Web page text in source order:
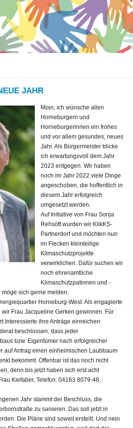
JAHR
Moin, ich wünsche allen
Horneburgern und
Horneburgerinnen ein frohes
und vor allem gesundes, neues
Jahr. Als Bürgermeister blicke
ich erwartungsvoll dem Jahr
2023 entgegen. Wir haben
noch im Jahr 2022 viele Dinge
angeschoben, die hoffentlich in
diesem Jahr erfolgreich
umgesetzt werden.
Auf Initiative von Frau Sonja
Rehsöft wurden wir KlikKS-
Partnerdorf und möchten nun
im Flecken kleinteilige
Klimaschutzprojekte
verwirklichen. Dafür suchen wir
noch ehrenamtliche
Klimaschutzpatinnen und -
möge sich gerne melden.
Horneburg-West. Als engagierte
Frau Jacqueline Gerken gewinnen. Für
Interessierte ihre Anträge einreichen.
beschlossen, dass jeder
bzw. Eigentümer nach erfolgreicher
auf Antrag einen einheimischen Laubbaum
bekommt. Offenbar ist das noch nicht
denn bis jetzt haben sich erst acht
Kiefaber, Telefon: 04163 8079-48,
Jahr stammt der Beschluss, die
zu sanieren. Das soll jetzt in
Die Pläne sind soweit erstellt. Und nein